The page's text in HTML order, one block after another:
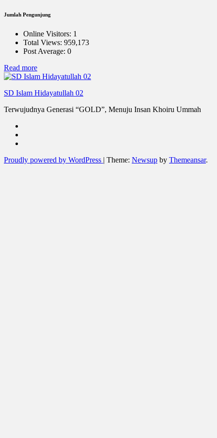
Jumlah Pengunjung
Online Visitors: 1
Total Views: 959,173
Post Average: 0
Read more:
Peduli
SD Islam Hidayatullah 02
Terwujudnya Generasi “GOLD”, Menuju Insan Khoiru Ummah
Proudly powered by WordPress | Theme: Newsup by Themeansar.